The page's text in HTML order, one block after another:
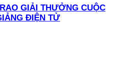
GIẢI THƯỞNG CUỘC
ĐIỆN TỬ